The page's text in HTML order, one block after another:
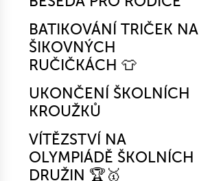
BATIKOVÁNÍ TRIČEK NA
ŠIKOVNÝCH
RUČIČKÁCH 👕
UKONČENÍ ŠKOLNÍCH
KROUŽKŮ
VÍTĚZSTVÍ NA
OLYMPIÁDĚ ŠKOLNÍCH
DRUŽIN 🏆🥇